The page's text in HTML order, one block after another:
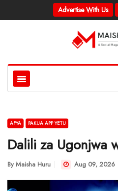
Advertise With Us
AFYA PAKUA APP YETU
Dalili za Ugonjwa
By Maisha Huru Aug 09, 2026